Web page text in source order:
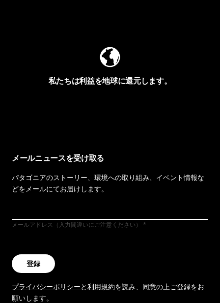
私たちは利益を地球に還元します。
メールニュースを受け取る
パタゴニアのストーリー、環境への取り組み、イベント情報な
どをメールにてお届けします。
メールアドレス（入力間違いにご注意ください）
登録
プライバシーポリシーと利用規約を読み、同意の上ご登録をお
願いします。